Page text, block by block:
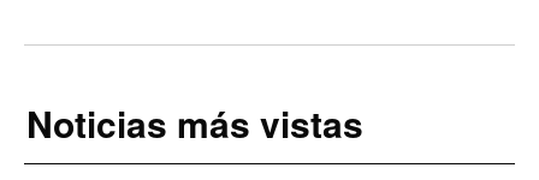
Noticias más vistas